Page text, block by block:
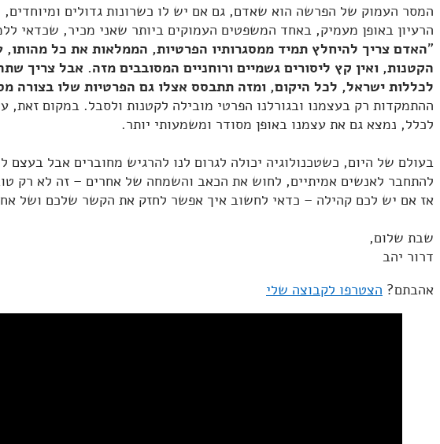
המסר העמוק של הפרשה הוא שאדם, גם אם יש לו כשרונות גדולים
הרעיון באופן מעמיק, באחד המשפטים העמוקים ביותר שאני מכיר, שכדאי
"האדם צריך להיחלץ תמיד ממסגרותיו הפרטיות, הממלאות את כל
הקטנות, ואין קץ ליסורים גשמיים ורוחניים המסובבים מזה. אבל צריך
לכללות ישראל, לכל היקום, ומזה תתבסס אצלו גם הפרטיות שלו בצורה
ההתמקדות רק בעצמנו ובגורלנו הפרטי מובילה לקטנות ולסבל. במקום
לכלל, נמצא גם את עצמנו באופן מסודר ומשמעותי יותר.
בעולם של היום, כשטכנולוגיה יכולה לגרום לנו להרגיש מחוברים אבל
להתחבר לאנשים אמיתיים, לחוש את הכאב והשמחה של אחרים – זה לא רק
אז אם יש לכם קהילה – כדאי לחשוב איך אפשר לחזק את הקשר שלכם ושל
שבת שלום,
דרור יהב
אהבתם? הצטרפו לקבוצה שלי